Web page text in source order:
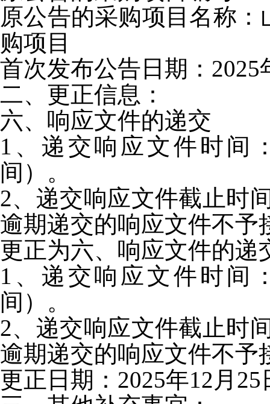
原公告的采购项目名称
购项目
首次发布公告日期： 2025
二、更正信息：
六、响应文件的递交
1、递交响应文件时间
间）。
2、递交响应文件截止时
逾期递交的响应文件不予
更正为六、响应文件的递
1、递交响应文件时间
间）。
2、递交响应文件截止时
逾期递交的响应文件不予
更正日期： 2025年12月25